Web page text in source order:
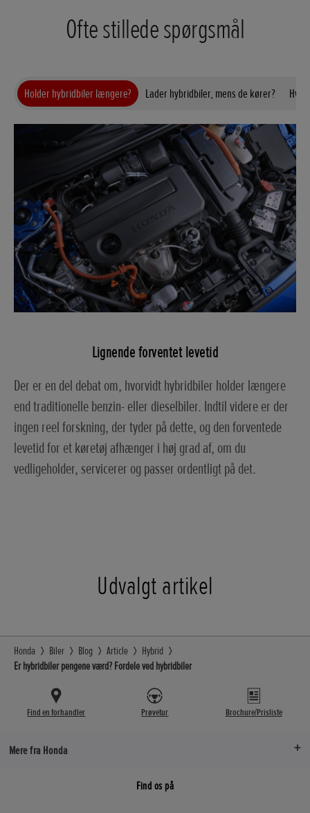
Ofte stillede spørgsmål
Holder hybridbiler længere? Lader hybridbiler, mens de kører?
Lignende forventet levetid
Der er en del debat om, hvorvidt hybridbiler holder længere
end traditionelle benzin- eller dieselbiler. Indtil videre er der
ingen reel forskning, der tyder på dette, og den forventede
levetid for et køretøj afhænger i høj grad af, om du
vedligeholder, servicerer og passer ordentligt på det.
Udvalgt artikel
Honda Biler Blog Article
Hybrid
Er hybridbiler pengene værd? Fordele ved hybridbiler
Find en forhandler Prøvetur Brochure/Prisliste
Mere fra Honda
Find os på